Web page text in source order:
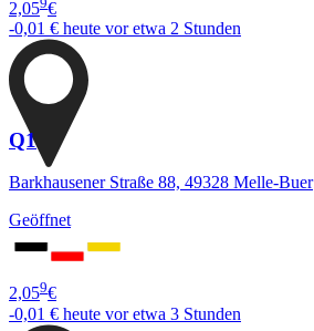
2,05 €
-0,01 € heute vor etwa 2 Stunden
Q1
Barkhausener Straße 88, 49328 Melle-Buer
Geöffnet
2,059€
-0,01 € heute vor etwa 3 Stunden